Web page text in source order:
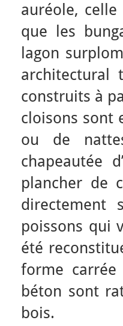
auréole, celle
que les
lagon
architectural
construits à
cloisons sont
ou de
chapeautée
plancher de
directement
poissons qui
été
forme
béton sont
bois.